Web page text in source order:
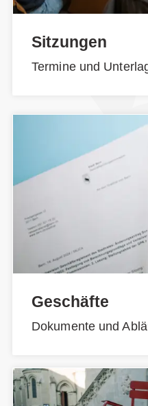
Sitzungen
Termine und
Geschäfte
Dokumente und